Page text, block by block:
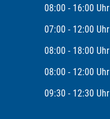
08:00 - 16:00 Uhr
07:00 - 12:00 Uhr
08:00 - 18:00 Uhr
08:00 - 12:00 Uhr
09:30 - 12:30 Uhr